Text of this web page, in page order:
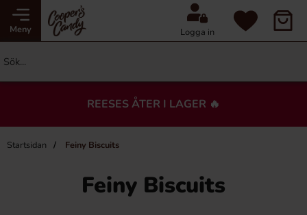
Meny Logga in
REESES ÅTER I LAGER 🔥
Startsidan Feiny Biscuits
Feiny Biscuits